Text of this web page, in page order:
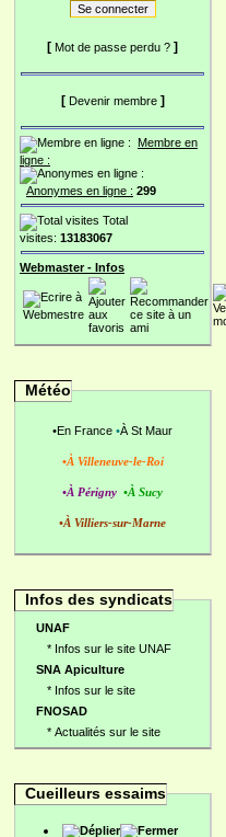
[ Mot de passe perdu ? ]
[ Devenir membre]
Membre en
ligne :
Anonymes en ligne : 299
Total
visites: 13183067
Webmaster - Infos
Météo
•En France •À St Maur
•À Villeneuve-le-Roi
•À Périgny •À Sucy
•À Villiers-sur-Marne
Infos des syndicats
UNAF
* Infos sur le site UNAF
SNA Apiculture
* Infos sur le site
FNOSAD
* Actualités sur le site
Cueilleurs essaims